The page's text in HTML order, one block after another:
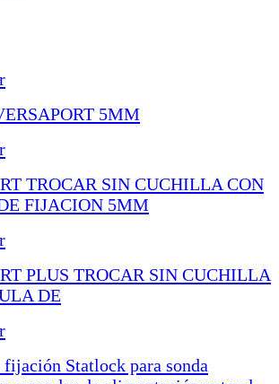
5MM
TROCAR SIN CUCHILLA CON
FIJACION 5MM
PLUS TROCAR SIN CUCHILLA
DE
fijación Statlock para sonda